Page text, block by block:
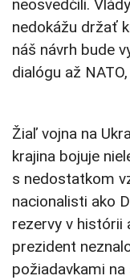
neosvedčili.
nedokážu držať
náš návrh bude
dialógu až
Žiaľ vojna na
krajina bojuje
s nedostatkom
nacionalisti ako
rezervy v histórii
prezident
požiadavkami